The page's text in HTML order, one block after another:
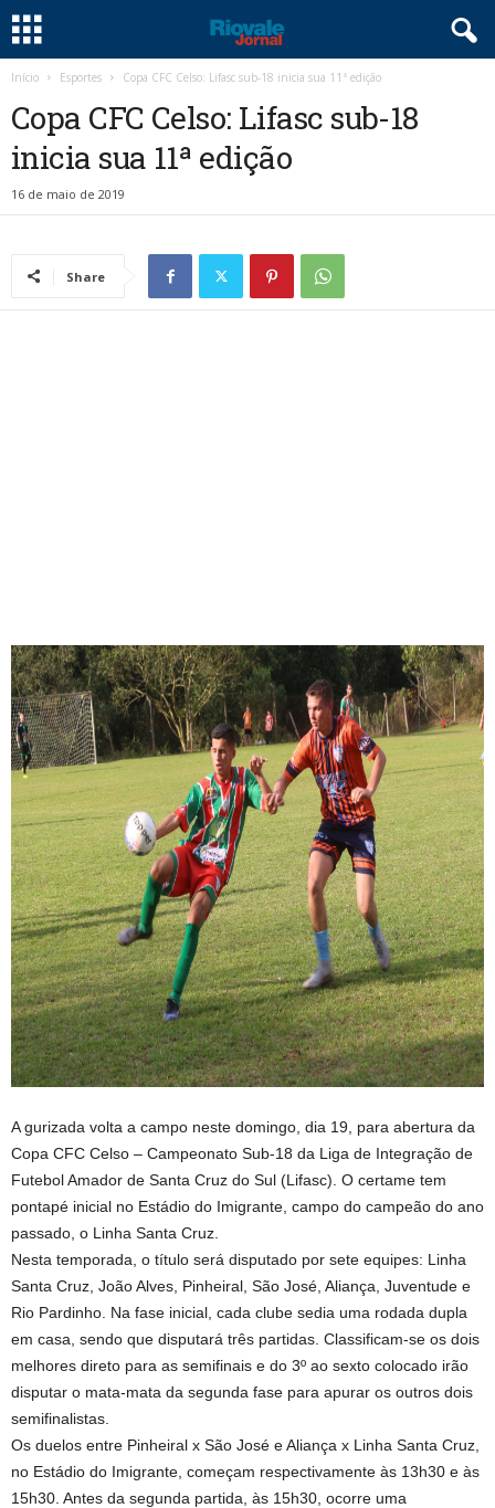
Início Esportes Copa CFC Celso: Lifasc sub-18 inicia sua 11ª edição
Copa CFC Celso: Lifasc sub-18
inicia sua 11ª edição
16 de maio de 2019
Share
A gurizada volta a campo neste domingo, dia 19, para abertura da
Copa CFC Celso – Campeonato Sub-18 da Liga de Integração de
Futebol Amador de Santa Cruz do Sul (Lifasc). O certame tem
pontapé inicial no Estádio do Imigrante, campo do campeão do ano
passado, o Linha Santa Cruz.
Nesta temporada, o título será disputado por sete equipes: Linha
Santa Cruz, João Alves, Pinheiral, São José, Aliança, Juventude e
Rio Pardinho. Na fase inicial, cada clube sedia uma rodada dupla
em casa, sendo que disputará três partidas. Classificam-se os dois
melhores direto para as semifinais e do 3º ao sexto colocado irão
disputar o mata-mata da segunda fase para apurar os outros dois
semifinalistas.
Os duelos entre Pinheiral x São José e Aliança x Linha Santa Cruz,
no Estádio do Imigrante, começam respectivamente às 13h30 e às
15h30. Antes da segunda partida, às 15h30, ocorre uma